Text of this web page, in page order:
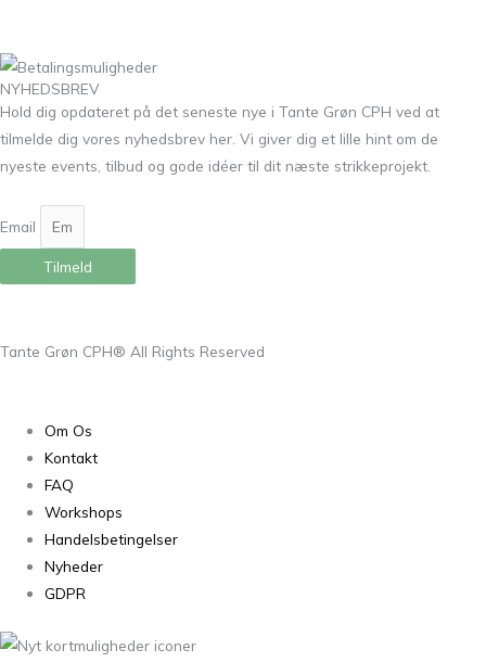
NYHEDSBREV
Hold dig opdateret på det seneste nye i Tante Grøn CPH ved at
tilmelde dig vores nyhedsbrev her. Vi giver dig et lille hint om de
nyeste events, tilbud og gode idéer til dit næste strikkeprojekt.
Email
Tilmeld
Tante Grøn CPH® All Rights Reserved
Om Os
Kontakt
FAQ
Workshops
Handelsbetingelser
Nyheder
GDPR